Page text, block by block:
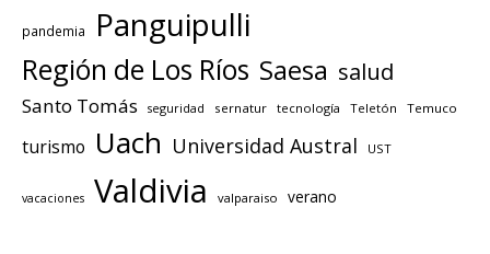
pandemia Panguipulli
Región de Los Ríos Saesa salud
Santo Tomás seguridad sernatur tecnología Teletón Temuco
turismo Uach Universidad Austral UST
vacaciones Valdivia valparaiso verano